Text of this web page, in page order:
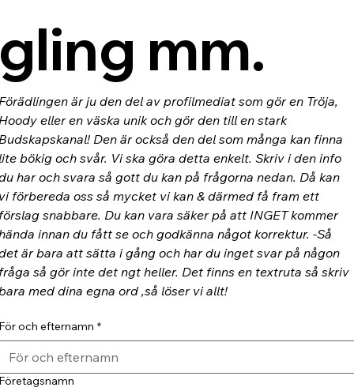
mm.
är ju den del av profilmediat som gör en Tröja,
eller en väska unik och gör den till en stark
Den är också den del som många kan finna
bökig och svår. Vi ska göra detta enkelt. Skriv i den info
har och svara så gott du kan på frågorna nedan. Då kan
förbereda oss så mycket vi kan & därmed få fram ett
snabbare. Du kan vara säker på att INGET kommer
innan du fått se och godkänna något korrektur. -Så
är bara att sätta i gång och har du inget svar på någon
så gör inte det ngt heller. Det finns en textruta så skriv
med dina egna ord ,så löser vi allt!
och efternamn *